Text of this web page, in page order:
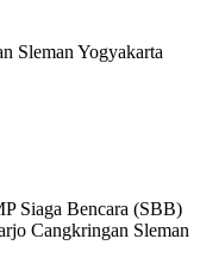
Sleman Yogyakarta
Siaga Bencara (SBB)
Cangkringan Sleman